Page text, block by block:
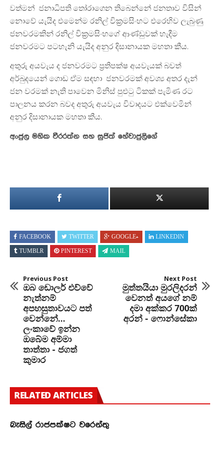
වත්මන් ජනාධිපති තෝරාගෙන තිබෙන්නේ ජනතාව විසින්
නොවේ යැයිද එමෙන්ම රනිල් වික්‍රමසිංහට එරෙහිව ලැබුණු
ජනවරමකින් රනිල් වික්‍රමසිංහගේ ආණ්ඩුවක් හැදීම
ජනවරමට පටහැනි යැයිද අනුර දිසානායක මහතා කීය.
අතුරු අයවැය ද ජනවරමට ප්‍රතිපක්ෂ අයවැයක් බවත්
අර්බුදයෙන් ගොඩ ඒම සඳහා ජනවරමක් අවශ්‍ය අතර දැන්
ජන වරමක් නැති පාවෙන මිනිස් පුළුටු ටිකක් පැමිණ රට
පාලනය කරන බවද අතුරු අයවැය විවාදයට එක්වෙමින්
අනුර දිසානායක මහතා කීය.
අංජුල මහික වීරරත්න සහ සුජිත් හේවාජුලිගේ
FACEBOOK TWITTER GOOGLE+ LINKEDIN
TUMBLR PINTEREST MAIL
Previous Post
ඔබ ඩොලර් එව්වේ
නැත්නම්
අපහසුතාවයට පත්
වෙන්නේ...
ලංකාවේ ඉන්න
ඔබේම අම්මා
තාත්තා - ජගත්
කුමාර
Next Post
මුත්තයියා මුරලිදරන්
වෙනත් අයගේ නම්
දමා අක්කර 700ක්
අරන් - ෆොන්සේකා
RELATED ARTICLES
බැසිල් රාජපක්ෂට වරෙන්තු